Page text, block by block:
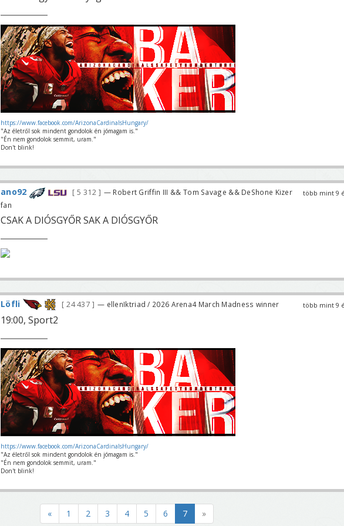
https://www.facebook.com/ArizonaCardinalsHungary/
"Az életről sok mindent gondolok én jómagam is."
"Én nem gondolok semmit, uram."
Don't blink!
több mint 9
ano92 5 312
— Robert Griffin III && Tom Savage && DeShone Kizer
fan
CSAK A DIÓSGYŐR SAK A DIÓSGYŐR
több mint 9
Löfli 24 437 — ellenIktriad / 2026 Arena4 March Madness winner
19:00, Sport2
https://www.facebook.com/ArizonaCardinalsHungary/
"Az életről sok mindent gondolok én jómagam is."
"Én nem gondolok semmit, uram."
Don't blink!
« 1 2 3 4 5 6 7 »